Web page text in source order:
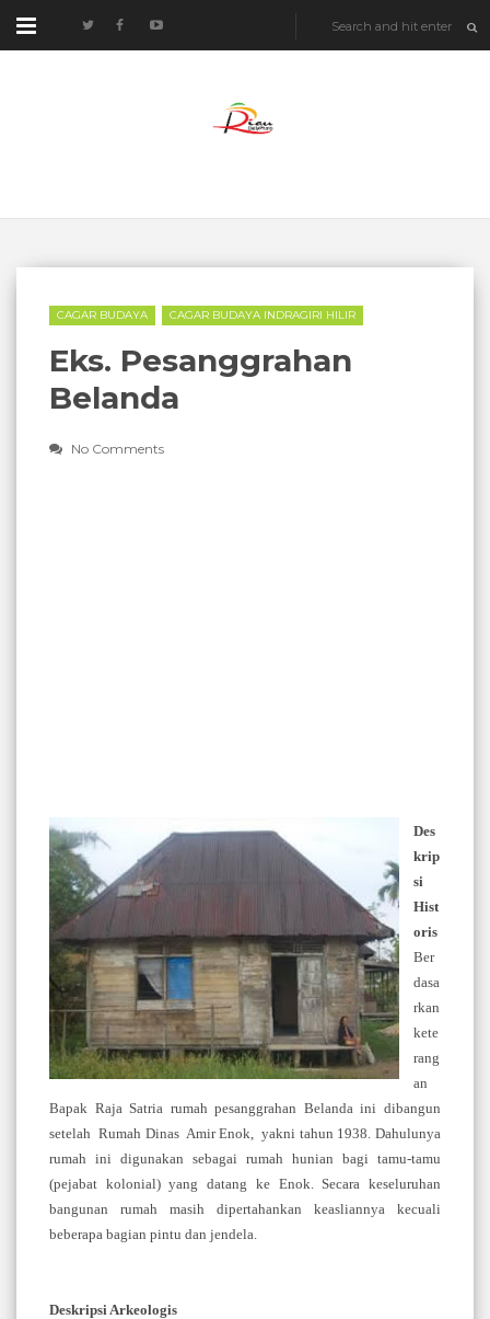
CAGAR BUDAYA CAGAR BUDAYA INDRAGIRI HILIR
Eks. Pesanggrahan
Belanda
No Comments
Des
krip
si
Hist
oris
Ber
dasa
rkan
kete
rang
an
Bapak Raja Satria rumah pesanggrahan Belanda ini dibangun
setelah Rumah Dinas Amir Enok, yakni tahun 1938. Dahulunya
rumah ini digunakan sebagai rumah hunian bagi tamu-tamu
(pejabat kolonial) yang datang ke Enok. Secara keseluruhan
bangunan rumah masih dipertahankan keasliannya kecuali
beberapa bagian pintu dan jendela.
Deskripsi Arkeologis